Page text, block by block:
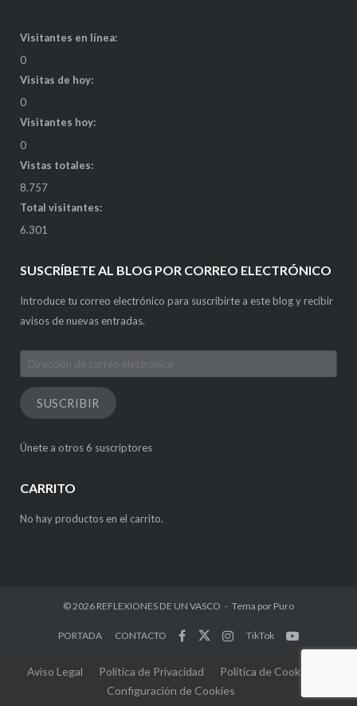
Visitantes en línea:
0
Visitas de hoy:
0
Visitantes hoy:
0
Vistas totales:
8.757
Total visitantes:
6.301
SUSCRÍBETE AL BLOG POR CORREO ELECTRÓNICO
Introduce tu correo electrónico para suscribirte a este blog y recibir
avisos de nuevas entradas.
Dirección
de
correo
electrónico
SUSCRIBIR
Únete a otros 6 suscriptores
CARRITO
No hay productos en el carrito.
© 2026 REFLEXIONES DE UN VASCO Tema por Puro
PORTADA CONTACTO TikTok
Aviso Legal Política de Privacidad
Política de Cookies
Configuración de Cookies